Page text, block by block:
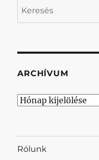
ARCHÍVUM
Archívum
Rólunk